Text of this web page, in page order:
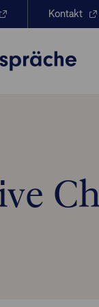
Kontakt